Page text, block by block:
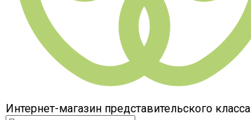
Интернет-магазин представительского класса